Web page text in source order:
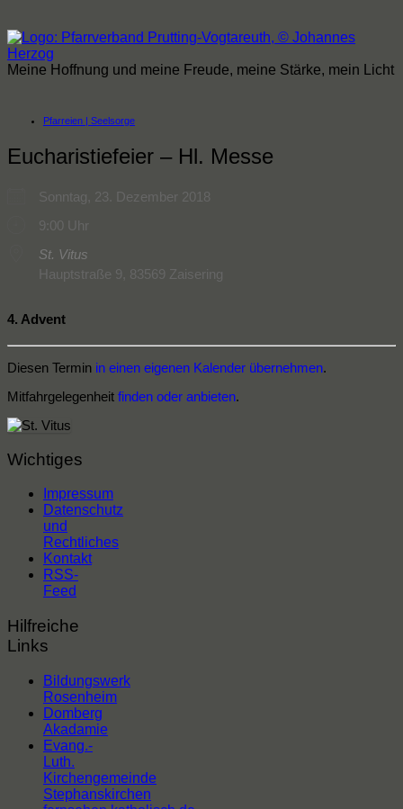
Inhalt
springen
Meine Hoffnung und meine Freude, meine Stärke, mein Licht
Pfarreien | Seelsorge
Eucharistiefeier – Hl. Messe
Sonntag, 23. Dezember 2018
9:00 Uhr
St. Vitus
Hauptstraße 9, 83569 Zaisering
4. Advent
Diesen Termin in einen eigenen Kalender übernehmen.
Mitfahrgelegenheit finden oder anbieten.
Wichtiges
Impressum
Datenschutz
und
Rechtliches
Kontakt
RSS-
Feed
Hilfreiche
Links
Bildungswerk
Rosenheim
Domberg
Akadamie
Evang.-
Luth.
Kirchengemeinde
Stephanskirchen